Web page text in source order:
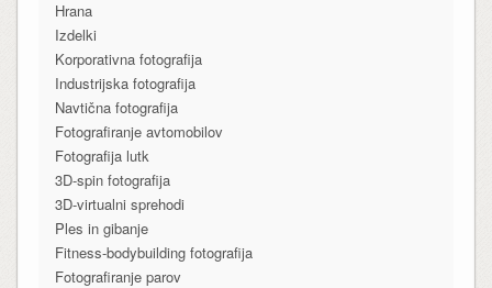
Hrana
Izdelki
Korporativna fotografija
Industrijska fotografija
Navtična fotografija
Fotografiranje avtomobilov
Fotografija lutk
3D-spin fotografija
3D-virtualni sprehodi
Ples in gibanje
Fitness-bodybuilding fotografija
Fotografiranje parov